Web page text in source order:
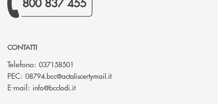
CONTATTI
Telefono: 037158501
PEC: 08794.bcc@actaliscertymail.it(si apre l’app di posta
E-mail: info@bcclodi.it(si apre l’app di posta elettronica)